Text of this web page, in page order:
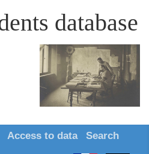
database
Access to data Search